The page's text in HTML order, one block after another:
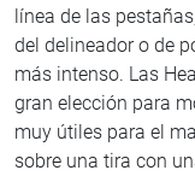
línea de las
del delineador o de
más intenso. Las
gran elección para
muy útiles para el
sobre una tira con